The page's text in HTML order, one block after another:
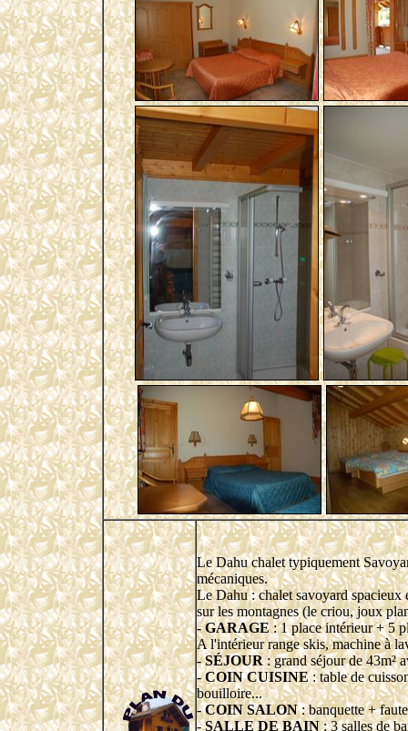
Le Dahu chalet typiquement
mécaniques.
Le Dahu : chalet savoyard spacieux
sur les montagnes (le criou, joux
-GARAGE: 1 place intérieur + 5
A l'intérieur range skis, machine à
-SÉJOUR: grand séjour de 43m²
-COIN CUISINE: table de
bouilloire...
-COIN SALON: banquette +
-SALLE DE BAIN: 3 salles de